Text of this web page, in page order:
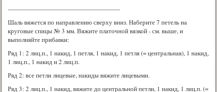
----------------------------------------------------------
Шаль вяжется по направлению сверху вниз. Наберите 7 петель на
круговые спицы № 3 мм. Вяжите платочной вязкой - см. выше, и
выполняйте прибавки:
Ряд 1: 2 лиц.п., 1 накид, 1 петля, 1 накид, 1 петля (= центральная), 1 накид,
1 лиц.п., 1 накид и 2 лиц.п.
Ряд 2: все петли лицевые, накиды вяжите лицевыми.
Ряд 3: 2 лиц.п., 1 накид, вяжите до центральной петли, 1 накид, 1 лиц.п. (=